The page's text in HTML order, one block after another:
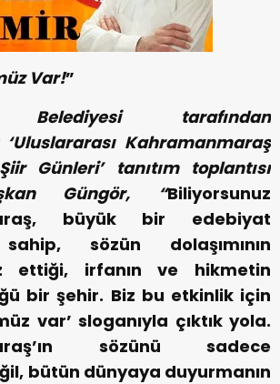
Var!”
Belediyesi tarafından
Kahramanmaraş
Günleri’ tanıtım toplantısı
Güngör, “Biliyorsunuz
büyük bir edebiyat
sözün dolaşımının
ettiği, irfanın ve hikmetin
bir şehir. Biz bu etkinlik için
var’ sloganıyla çıktık yola.
sözünü sadece
bütün dünyaya duyurmanın